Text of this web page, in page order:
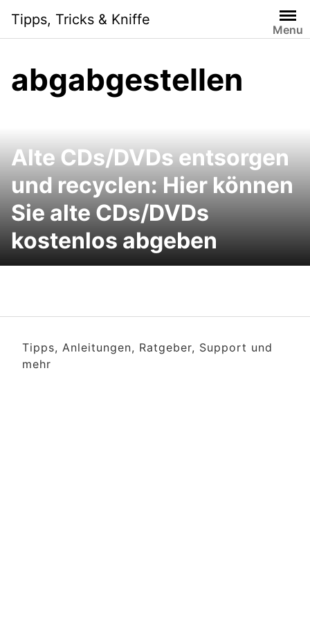
content
Tipps, Tricks & Kniffe
Menu
abgabgestellen
Alte CDs/DVDs entsorgen
und recyclen: Hier können
Sie alte CDs/DVDs
kostenlos abgeben
Tipps, Anleitungen, Ratgeber, Support und
mehr